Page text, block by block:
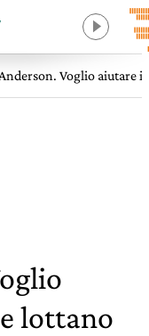
Voglio aiutare
lottano